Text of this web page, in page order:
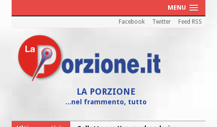
MENU
Facebook Twitter Feed RSS
LA PORZIONE
...nel frammento, tutto